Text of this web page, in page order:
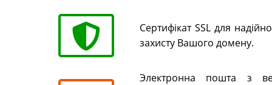
Сертифікат SSL для
захисту Вашого домену.
Электронна пошта з